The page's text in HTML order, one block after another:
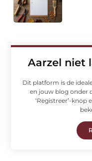
Aarzel niet
Dit platform is de
en jouw blog onder
‘Registreer’-knop